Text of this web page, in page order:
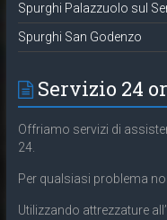
Spurghi Palazzuolo sul
Spurghi San Godenzo
Servizio 24
Offriamo servizi di
24.
Per qualsiasi problema
Utilizzando attrezzature